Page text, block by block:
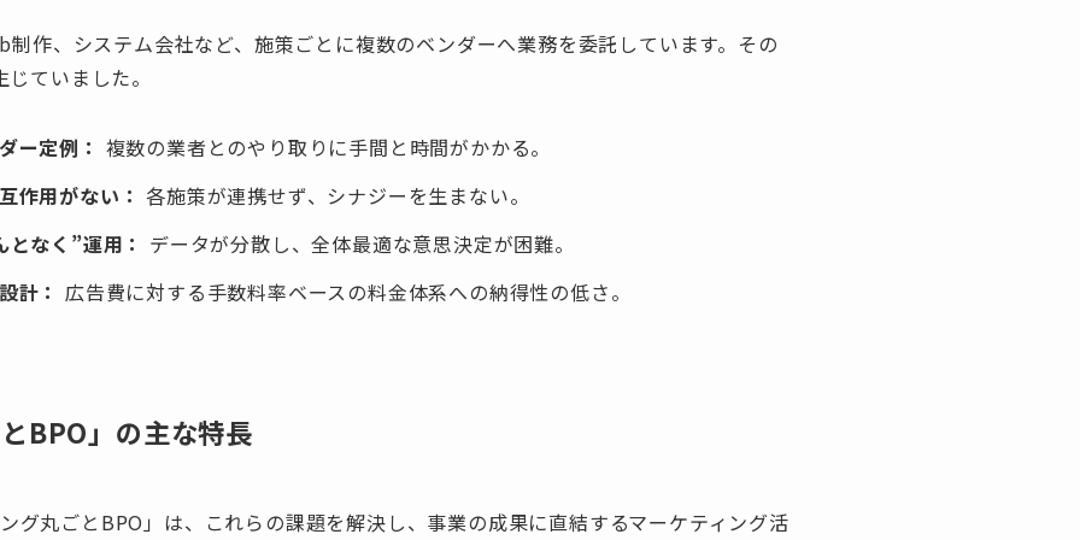
作、システム会社など、施策ごとに複数のベンダーへ業務を委託しています。その
ていました。
ー定例： 複数の業者とのやり取りに手間と時間がかかる。
作用がない：各施策が連携せず、シナジーを生まない。
なく”運用： データが分散し、全体最適な意思決定が困難。
計： 広告費に対する手数料率ベースの料金体系への納得性の低さ。
BPO」の主な特長
グ丸ごとBPO」は、これらの課題を解決し、事業の成果に直結するマーケティング活